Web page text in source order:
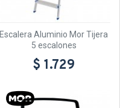
Escalera Aluminio Mor Tijera
5 escalones
$ 1.729